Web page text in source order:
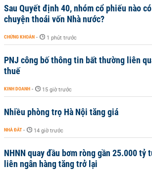
Sau Quyết định 40, nhóm cổ phiếu nào
chuyện thoái vốn Nhà nước?
CHỨNG KHOÁN - 1 phút trước
PNJ công bố thông tin bất thường liên
thuế
KINH DOANH - 15 giờ trước
Nhiều phòng trọ Hà Nội tăng giá
NHÀ ĐẤT - 14 giờ trước
NHNN quay đầu bơm ròng gần 25.000 tỷ
liên ngân hàng tăng trở lại